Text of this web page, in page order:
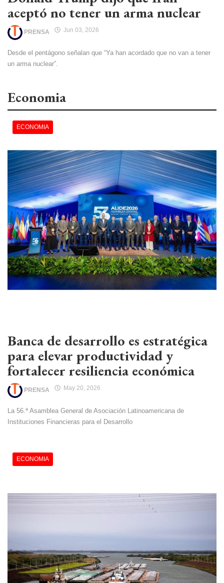
aceptó no tener un arma nuclear
PRENSA Jun 03, 2026
Desde el pentágono señalan que “Ya han acordado que no van a tener
un arma nuclear”.
Economia
ECONOMIA
Banca de desarrollo es estratégica
para elevar productividad y
fortalecer resiliencia económica
PRENSA May 20, 2026
La 56.ª Asamblea General de Asociación Latinoamericana de
Instituciones Financieras para el Desarrollo
ECONOMIA